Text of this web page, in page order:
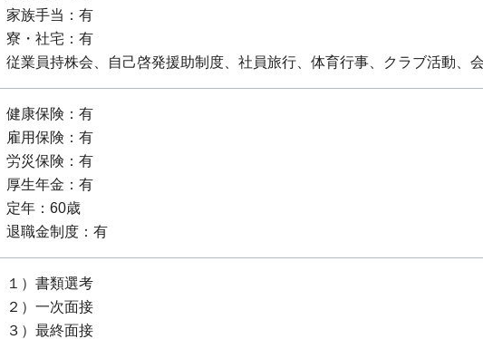
家族手当：有
寮・社宅：有
従業員持株会、自己啓発援助制度、社員旅行、体育行事、クラブ活動、
健康保険：有
雇用保険：有
労災保険：有
厚生年金：有
定年：60歳
退職金制度：有
１）書類選考
２）一次面接
３）最終面接